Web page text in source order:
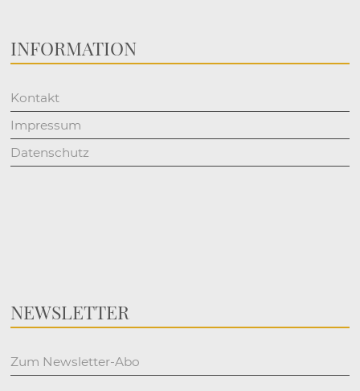
INFORMATION
Kontakt
Impressum
Datenschutz
NEWSLETTER
Zum Newsletter-Abo